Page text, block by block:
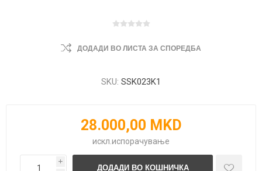
ДОДАДИ ВО ЛИСТА ЗА СПОРЕДБА
SKU: SSK023K1
28.000,00 MKD
искл. испорачување
i